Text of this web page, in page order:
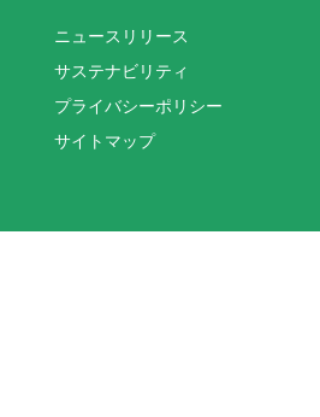
ニュースリリース
サステナビリティ
プライバシーポリシー
サイトマップ